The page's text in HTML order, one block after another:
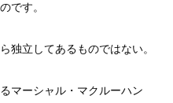
です。
独立してあるものではない。
マーシャル・マクルーハン